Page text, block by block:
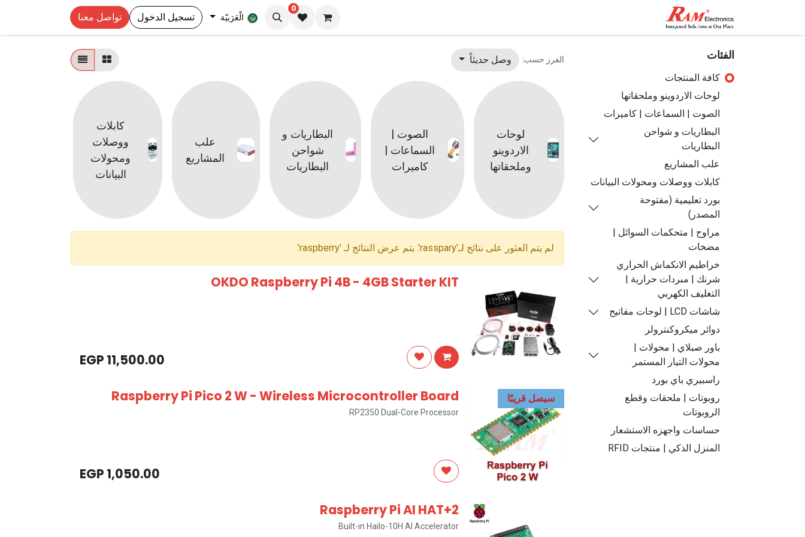
0
الْعَرَبيّة تسجيل الدخول تواصل معنا
الفئات
كافة المنتجات
لوحات الاردوينو وملحقاتها
الصوت | السماعات | كاميرات
البطاريات و شواحن
البطاريات
علب المشاريع
كابلات ووصلات ومحولات البيانات
بورد تعليمية (مفتوحة
المصدر)
مراوح | متحكمات السوائل |
مضخات
خراطيم الانكماش الحراري
شرنك | مبردات حرارية |
التغليف الكهربي
شاشات LCD | لوحات مفاتيح
دوائر ميكروكنترولر
باور صبلاي | محولات |
محولات التيار المستمر
راسبيري باي بورد
روبوتات | ملحقات وقطع
الروبوتات
حساسات واجهزه الاستشعار
المنزل الذكي | منتجات RFID
الفرز حسب: وصل حديثاً
لوحات
الاردوينو
وملحقاتها
الصوت |
السماعات |
كاميرات
البطاريات و
شواحن
البطاريات
علب
المشاريع
كابلات
ووصلات
ومحولات
البيانات
لم يتم العثور على نتائج لـ’rasspary'. يتم عرض النتائج لـ 'raspberry
'.
OKDO Raspberry Pi 4B - 4GB Starter KIT
11,500.00
سيصل قريبًا Raspberry Pi Pico 2 W - Wireless Microcontroller Board
RP2350 Dual-Core Processor
1,050.00
Raspberry Pi AI HAT+2
Built-in Hailo-10H AI Accelerator